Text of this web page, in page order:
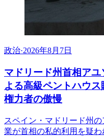
政治·2026年8月7日
マドリード州首相ア
よる高級ペントハウ
権力者の傲慢
スペイン・マドリード州
業が首相の私的利用を疑